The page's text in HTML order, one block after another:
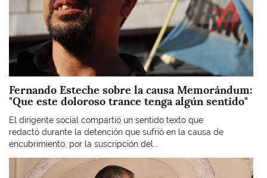
Fernando Esteche sobre la causa Memorándum:
"Que este doloroso trance tenga algún sentido"
El dirigente social compartió un sentido texto que
redactó durante la detención que sufrió en la causa de
encubrimiento, por la suscripción del...
Imagen